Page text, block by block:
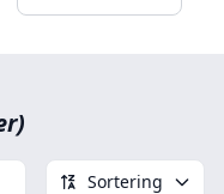
Sortering